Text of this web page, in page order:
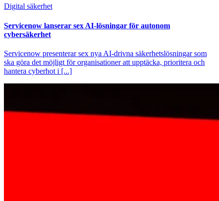
Digital säkerhet
Servicenow lanserar sex AI-lösningar för autonom
cybersäkerhet
Servicenow presenterar sex nya AI-drivna säkerhetslösningar som
ska göra det möjligt för organisationer att upptäcka, prioritera och
hantera cyberhot i [...]